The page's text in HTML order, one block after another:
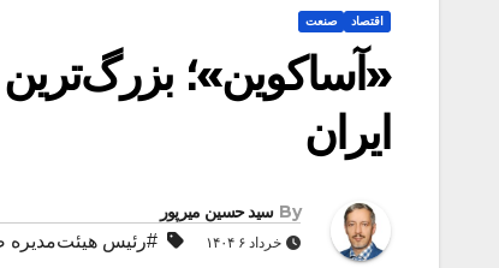
اقتصاد صنعت
«آساکوین»؛ بزرگ‌ترین
ایران
By سید حسین میرپور
خرداد ۶ ۱۴۰۴ #رئیس هیئت‌مدیره